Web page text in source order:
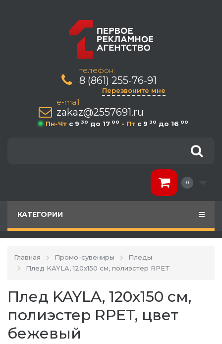
телефон:
8 (861) 255-76-91
Перезвоните мне
e-mail
zakaz@2557691.ru
Пн-Чт c 9 30 до 17 00 - Пт c 9 30 до 16 00
0
КАТЕГОРИИ
Главная Промо-сувениры
Пледы
Плед KAYLA, 120x150 см, полиэстер RPET
Плед KAYLA, 120x150 см,
полиэстер RPET, цвет
бежевый